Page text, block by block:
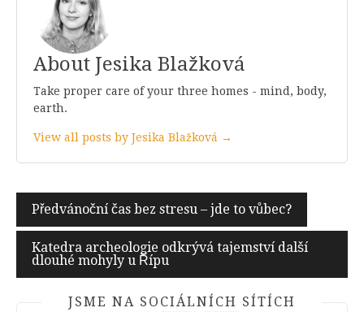
About Jesika Blažková
Take proper care of your three homes - mind, body,
earth.
View all posts by Jesika Blažková →
Navigace
pro
příspěvek
Předvánoční čas bez stresu – jde to vůbec?
Katedra archeologie odkrývá tajemství další
dlouhé mohyly u Řípu
JSME NA SOCIÁLNÍCH SÍTÍCH